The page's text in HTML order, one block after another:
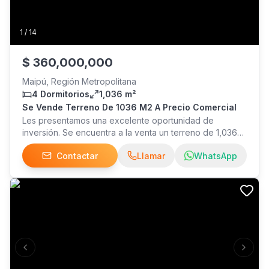
1 / 14
$ 360,000,000
Maipú, Región Metropolitana
4 Dormitorios
1,036 m²
Se Vende Terreno De 1036 M2 A Precio Comercial
Les presentamos una excelente oportunidad de
inversión. Se encuentra a la venta un terreno de 1,036
metros cuadrados, con una construcción sólida de 87
metros cuadrados, ideal para proyectos de desarrollo o
expansión. Características destacadas: Superficie total:
1,036 m²Construcción sólida: 87 m²Dimensiones del
Pajaritos, lo que garantiza excelente conectividad y
visibilidad.Zona ZH-5 según el CIP de la comuna, lo que
Contactar Llamar WhatsApp
Previous slide Next